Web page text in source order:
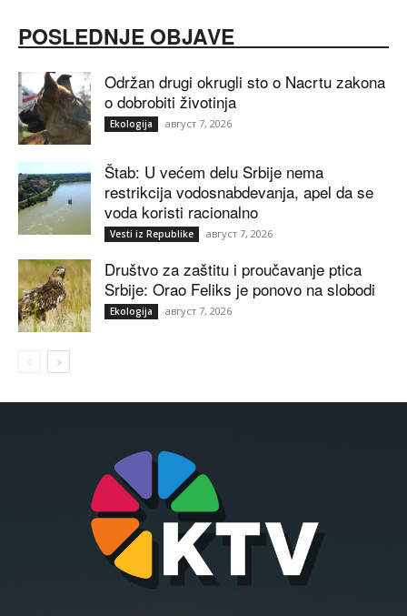
POSLEDNJE OBJAVE
Održan drugi okrugli sto o Nacrtu zakona
o dobrobiti životinja
Ekologija август 7, 2026
Štab: U većem delu Srbije nema
restrikcija vodosnabdevanja, apel da se
voda koristi racionalno
Vesti iz Republike август 7, 2026
Društvo za zaštitu i proučavanje ptica
Srbije: Orao Feliks je ponovo na slobodi
Ekologija август 7, 2026